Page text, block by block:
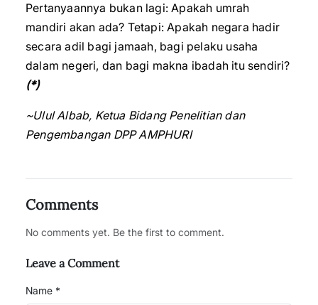
Pertanyaannya bukan lagi: Apakah umrah
mandiri akan ada? Tetapi: Apakah negara hadir
secara adil bagi jamaah, bagi pelaku usaha
dalam negeri, dan bagi makna ibadah itu sendiri?
(*)
~Ulul Albab, Ketua Bidang Penelitian dan
Pengembangan DPP AMPHURI
Comments
No comments yet. Be the first to comment.
Leave a Comment
Name *